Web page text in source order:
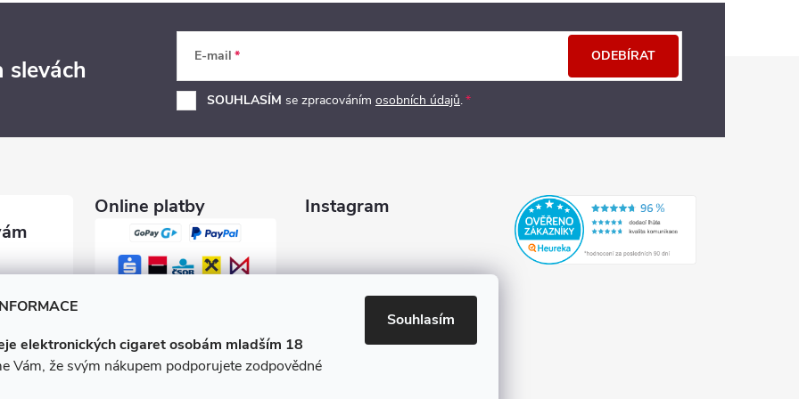
elektronických cigaret osobám mladším 18
Vám, že svým nákupem podporujete zodpovědné
Souhlasím
slevách E-mail
SOUHLASÍM se zpracováním osobních údajů.
ODEBÍRAT
600
e-ciga
Online platby Instagram